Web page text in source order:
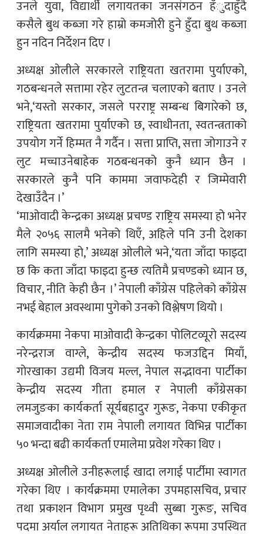
उनले युवा, विद्यार्थी लगायतका जनसंगठन हँुदाहुँदै
कसैले बुथ कब्जा गरे हाम्रो कमजोरी हुने हुँदा बुथ कब्जा
हुन नदिन निर्देशन दिए ।
अध्यक्ष ओलीले सरकारले राष्ट्रियता खतरामा पुर्याएको,
गठबन्धनले सत्तामा रहेर लुटतन्त्र चलाएको बताए । उनले
भने,‘यस्तो सरकार, जसले परराष्ट्र सम्बन्ध बिगारेको छ,
राष्ट्रियता खतरामा पुर्याएको छ, स्वाधीनता, स्वतन्त्रताको
उपयोग गर्ने हिम्मत नै गर्दैन । सत्ता प्राप्ति, सत्ता जोगाउने र
लुट मच्चाउनेबाहेक गठबन्धनको कुनै ध्यान छैन ।
सरकारले कुनै पनि काममा जवाफदेही र जिम्मेवारी
देखाउँदैन ।’
‘माओवादी केन्द्रका अध्यक्ष प्रचण्ड राष्ट्रिय समस्या हो भनेर
मैले २०५६ सालमै भनेको थिएँ, अहिले पनि उनी देशका
लागि समस्या हो,’ अध्यक्ष ओलीले भने,‘यता जाँदा फाइदा
छ कि कता जाँदा फाइदा हुन्छ त्यतिमै प्रचण्डको ध्यान छ,
विचार, नीति केही छैन ।’ नेपाली काँग्रेस पहिलेको काँग्रेस
नभई बेहाल अवस्थामा पुगेको उनको विश्लेषण थियो ।
कार्यक्रममा नेकपा माओवादी केन्द्रका पोलिटव्यूरो सदस्य
नरेन्द्रराज वाग्ले, केन्द्रीय सदस्य फजउद्दिन मियाँ,
गोरखाका उद्यमी विजय मल्ल, नेपाल सद्भावना पार्टीका
केन्द्रीय सदस्य गीता हमाल र नेपाली काँग्रेसका
लमजुङका कार्यकर्ता सूर्यबहादुर गुरूङ, नेकपा एकीकृत
समाजवादीका नेता राम नेपाली लगायत विभिन्न पार्टीका
५० भन्दा बढी कार्यकर्ता एमालेमा प्रवेश गरेका थिए ।
अध्यक्ष ओलीले उनीहरूलाई खादा लगाई पार्टीमा स्वागत
गरेका थिए । कार्यक्रममा एमालेका उपमहासचिव, प्रचार
तथा प्रकाशन विभाग प्रमुख पृथ्वी सुब्बा गुरूङ, सचिव
पदमा अर्याल लगायत नेताहरू अतिथिका रूपमा उपस्थित